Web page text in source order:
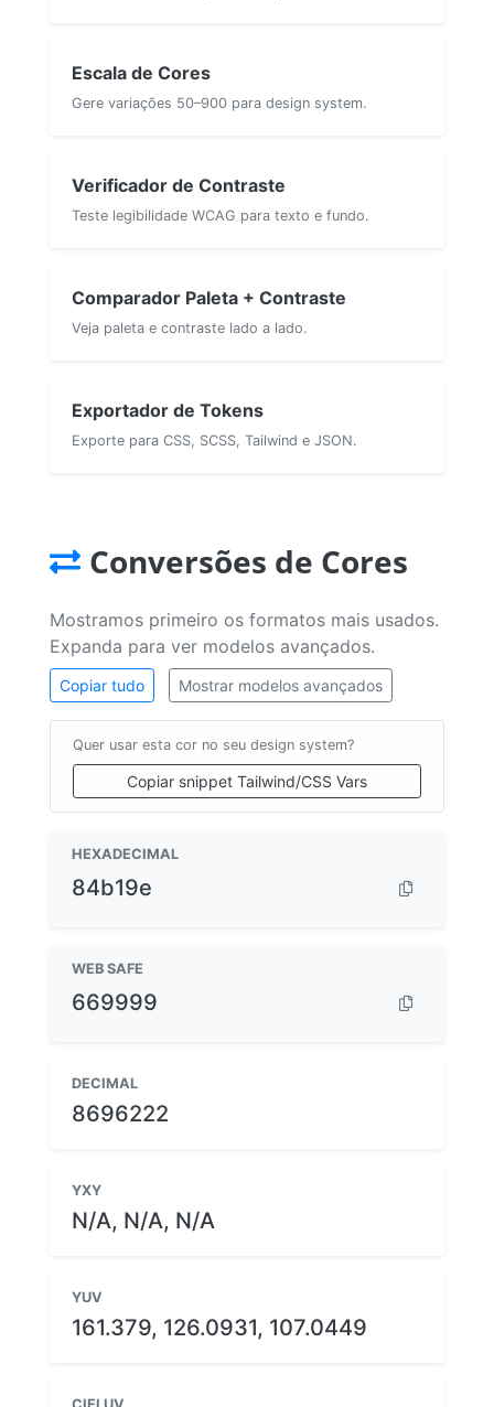
Escala de Cores
Gere variações 50–900 para design system.
Verificador de Contraste
Teste legibilidade WCAG para texto e fundo.
Comparador Paleta + Contraste
Veja paleta e contraste lado a lado.
Exportador de Tokens
Exporte para CSS, SCSS, Tailwind e JSON.
Conversões de Cores
Mostramos primeiro os formatos mais usados.
Expanda para ver modelos avançados.
Copiar tudo Mostrar modelos avançados
Quer usar esta cor no seu design system?
Copiar snippet Tailwind/CSS Vars
HEXADECIMAL
84b19e
WEB SAFE
669999
DECIMAL
8696222
YXY
N/A, N/A, N/A
YUV
161.379, 126.0931, 107.0449
CIELUV